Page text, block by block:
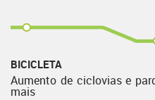
BICICLETA
Aumento de ciclovias e
mais